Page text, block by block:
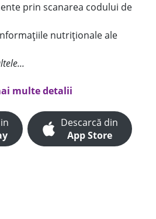
prin scanarea codului de
nutriționale ale
multe detalii
Descarcă din
App Store